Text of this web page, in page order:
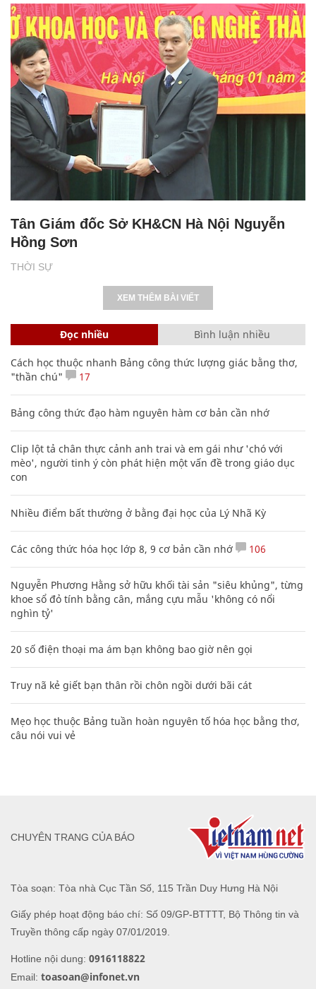
THỜI SỰ
Tân Giám đốc Sở KH&CN Hà Nội Nguyễn
Hồng Sơn
XEM THÊM BÀI VIẾT
Đọc nhiều Bình luận nhiều
Cách học thuộc nhanh Bảng công thức lượng giác bằng thơ,
"thần chú"
17
Bảng công thức đạo hàm nguyên hàm cơ bản cần nhớ
Clip lột tả chân thực cảnh anh trai và em gái như 'chó với
mèo', người tinh ý còn phát hiện một vấn đề trong giáo dục
con
Nhiều điểm bất thường ở bằng đại học của Lý Nhã Kỳ
Các công thức hóa học lớp 8, 9 cơ bản cần nhớ 106
Nguyễn Phương Hằng sở hữu khối tài sản "siêu khủng", từng
khoe sổ đỏ tính bằng cân, mắng cựu mẫu 'không có nổi
nghìn tỷ'
20 số điện thoại ma ám bạn không bao giờ nên gọi
Truy nã kẻ giết bạn thân rồi chôn ngồi dưới bãi cát
Mẹo học thuộc Bảng tuần hoàn nguyên tố hóa học bằng thơ,
câu nói vui vẻ
Tòa soạn: Tòa nhà Cục Tần Số, 115 Trần Duy Hưng Hà Nội
Giấy phép hoạt động báo chí: Số 09/GP-BTTTT, Bộ Thông tin và
Truyền thông cấp ngày 07/01/2019.
Hotline nội dung: 0916118822
Email: toasoan@infonet.vn
CHUYÊN TRANG CỦA BÁO